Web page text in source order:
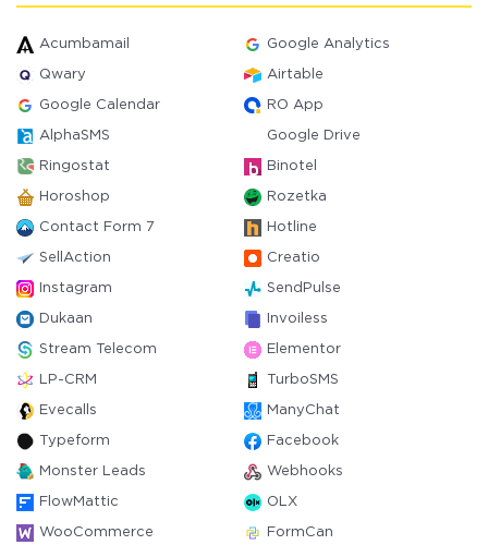
Acumbamail Google Analytics
Qwary Airtable
Google Calendar RO App
AlphaSMS Google Drive
Ringostat Binotel
Horoshop Rozetka
Contact Form 7 Hotline
SellAction Creatio
Instagram SendPulse
Dukaan Invoiless
Stream Telecom Elementor
LP-CRM TurboSMS
Evecalls ManyChat
Typeform Facebook
Monster Leads Webhooks
FlowMattic OLX
WooCommerce FormCan